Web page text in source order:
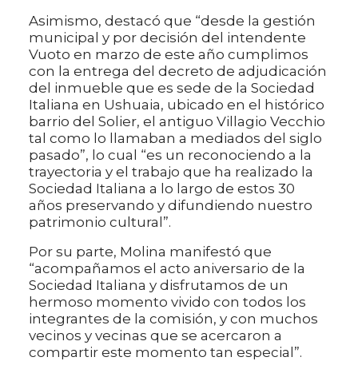
Asimismo, destacó que “desde la gestión
municipal y por decisión del intendente
Vuoto en marzo de este año cumplimos
con la entrega del decreto de adjudicación
del inmueble que es sede de la Sociedad
Italiana en Ushuaia, ubicado en el histórico
barrio del Solier, el antiguo Villagio Vecchio
tal como lo llamaban a mediados del siglo
pasado”, lo cual “es un reconociendo a la
trayectoria y el trabajo que ha realizado la
Sociedad Italiana a lo largo de estos 30
años preservando y difundiendo nuestro
patrimonio cultural”.
Por su parte, Molina manifestó que
“acompañamos el acto aniversario de la
Sociedad Italiana y disfrutamos de un
hermoso momento vivido con todos los
integrantes de la comisión, y con muchos
vecinos y vecinas que se acercaron a
compartir este momento tan especial”.